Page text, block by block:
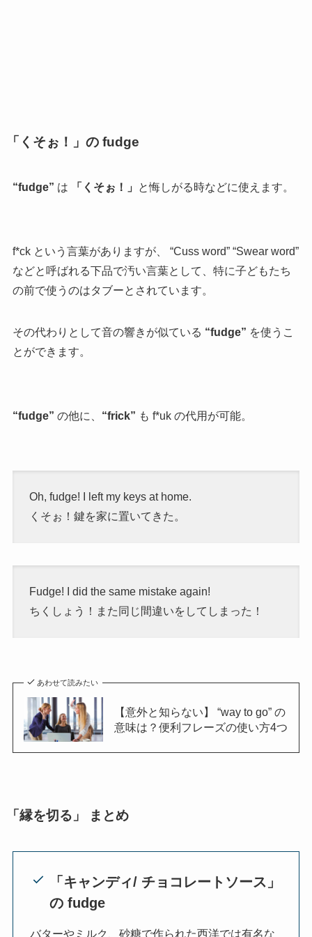
「くそぉ！」の fudge
“fudge” は 「くそぉ！」 と悔しがる時などに使えます。
f*ck という言葉がありますが、 “Cuss word” “Swear word”
などと呼ばれる下品で汚い言葉として、特に子どもたち
の前で使うのはタブーとされています。
その代わりとして音の響きが似ている “fudge” を使うこ
とができます。
“fudge” の他に、 “frick” も f*uk の代用が可能。
Oh, fudge! I left my keys at home.
くそぉ！鍵を家に置いてきた。
Fudge! I did the same mistake again!
ちくしょう！また同じ間違いをしてしまった！
あわせて読みたい
【意外と知らない】 “way to go” の
意味は？便利フレーズの使い方4つ
「縁を切る」 まとめ
「キャンディ/ チョコレートソース」
の fudge
バターやミルク、砂糖で作られた西洋では有名な